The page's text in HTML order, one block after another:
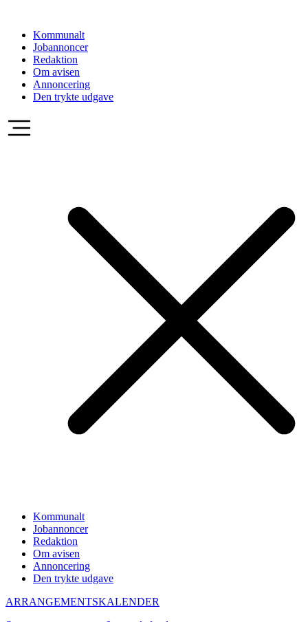
indholdKommunalt
Jobannoncer
Redaktion
Om avisen
Annoncering
Den trykte udgave
Kommunalt
Jobannoncer
Redaktion
Om avisen
Annoncering
Den trykte udgave
ARRANGEMENTSKALENDER